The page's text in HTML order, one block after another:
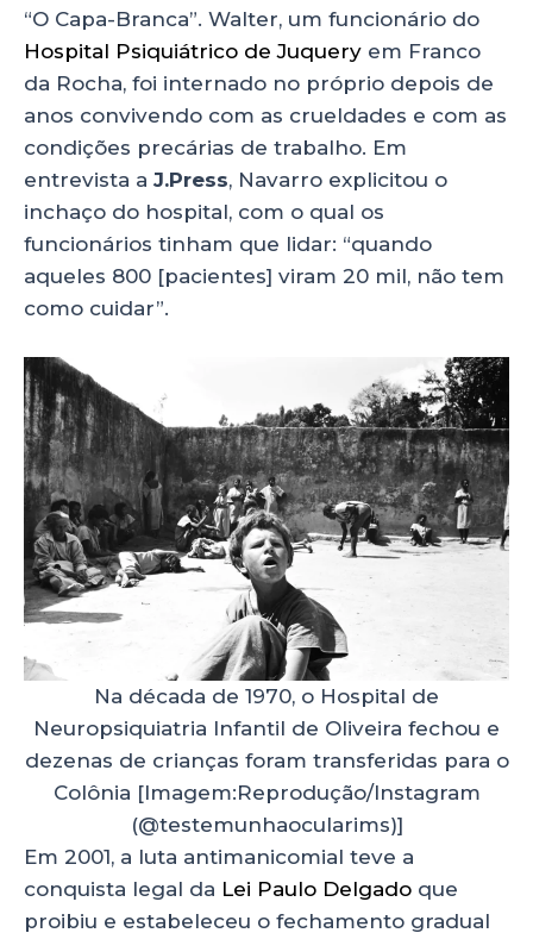
“O Capa-Branca”. Walter, um funcionário do
Hospital Psiquiátrico de Juquery em Franco
da Rocha, foi internado no próprio depois de
anos convivendo com as crueldades e com as
condições precárias de trabalho. Em
entrevista a J.Press, Navarro explicitou o
inchaço do hospital, com o qual os
funcionários tinham que lidar: “quando
aqueles 800 [pacientes] viram 20 mil, não tem
como cuidar”.
Na década de 1970, o Hospital de
Neuropsiquiatria Infantil de Oliveira fechou e
dezenas de crianças foram transferidas para o
Colônia [Imagem:Reprodução/Instagram
(@testemunhaocularims)]
Em 2001, a luta antimanicomial teve a
conquista legal da Lei Paulo Delgado que
proibiu e estabeleceu o fechamento gradual